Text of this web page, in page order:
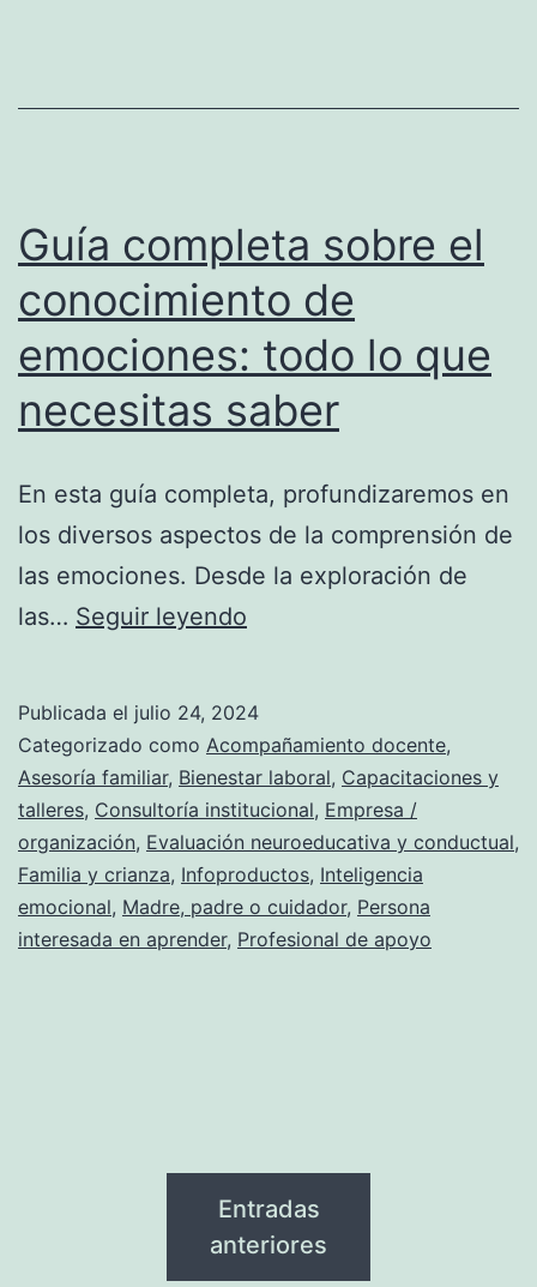
Guía completa sobre el
conocimiento de
emociones: todo lo que
necesitas saber
En esta guía completa, profundizaremos en
los diversos aspectos de la comprensión de
las emociones. Desde la exploración de
las… Seguir leyendo
el
conocimiento
de
emociones:
todo
lo
Publicada el julio 24, 2024
Categorizado como Acompañamiento docente,
Asesoría familiar, Bienestar laboral, Capacitaciones y
talleres, Consultoría institucional, Empresa /
organización, Evaluación neuroeducativa y conductual,
Familia y crianza, Infoproductos, Inteligencia
emocional, Madre, padre o cuidador, Persona
interesada en aprender, Profesional de apoyo
Entradas
anteriores